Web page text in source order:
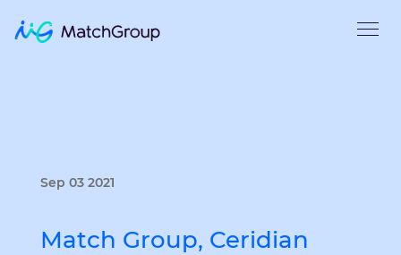
Sep 03 2021
Match Group, Ceridian